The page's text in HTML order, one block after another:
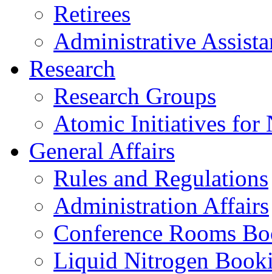
Retirees
Administrative
Research
Research Groups
Atomic Initiatives for
General Affairs
Rules and Regulations
Administration Affairs
Conference Rooms
Liquid Nitrogen